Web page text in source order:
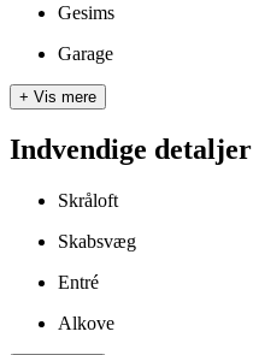
Gesims
Garage
+ Vis mere
Indvendige detaljer
Skråloft
Skabsvæg
Entré
Alkove